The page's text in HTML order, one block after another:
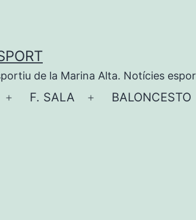
de la Marina Alta. Notícies
Abrir
F. SALA
Abrir
BALONCESTO